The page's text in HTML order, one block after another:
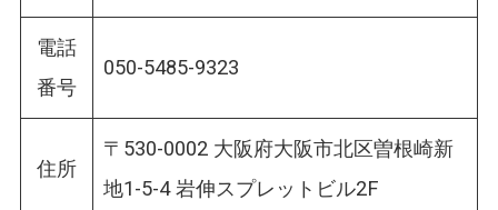
電話
番号
050-5485-9323
住所
〒530-0002 大阪府大阪市北区曽根崎新
地1-5-4 岩伸スプレットビル2F